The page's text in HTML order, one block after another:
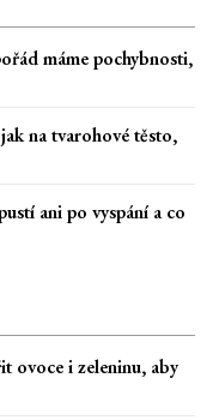
máme pochybnosti,
na tvarohové těsto,
ani po vyspání a co
ovoce i zeleninu, aby